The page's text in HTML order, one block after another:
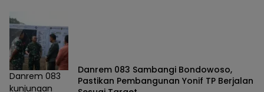
Danrem 083
kunjungan
Danrem 083 Sambangi Bondowoso,
Pastikan Pembangunan Yonif TP Berjalan